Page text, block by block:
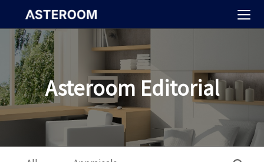
Asteroom Editorial